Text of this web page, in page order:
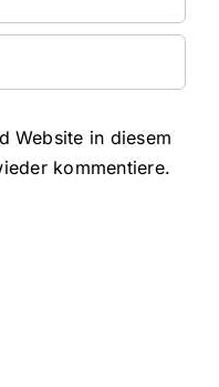
Website in diesem
kommentiere.